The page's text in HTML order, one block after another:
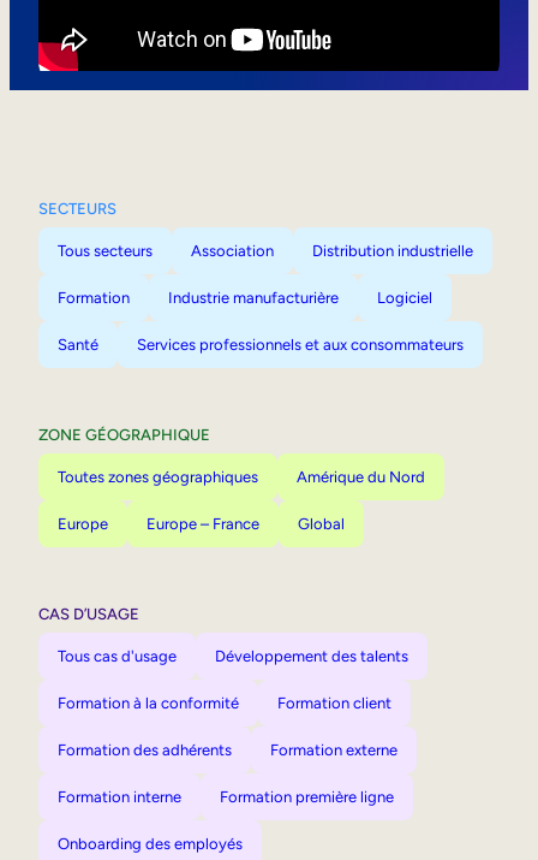
SECTEURS
Tous secteurs Association Distribution industrielle
Formation Industrie manufacturière Logiciel
Santé Services professionnels et aux consommateurs
ZONE GÉOGRAPHIQUE
Toutes zones géographiques Amérique du Nord
Europe Europe – France Global
CAS D’USAGE
Tous cas d'usage Développement des talents
Formation à la conformité Formation client
Formation des adhérents Formation externe
Formation interne Formation première ligne
Onboarding des employés